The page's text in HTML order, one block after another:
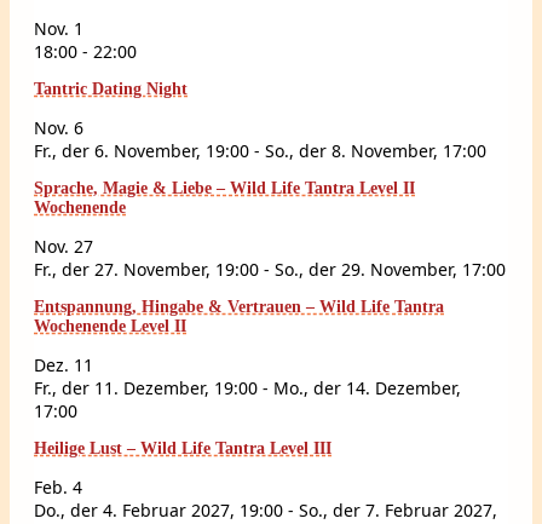
Nov. 1
18:00 - 22:00
Tantric Dating Night
Nov. 6
Fr., der 6. November, 19:00 - So., der 8. November, 17:00
Sprache, Magie & Liebe – Wild Life Tantra Level II
Wochenende
Nov. 27
Fr., der 27. November, 19:00 - So., der 29. November, 17:00
Entspannung, Hingabe & Vertrauen – Wild Life Tantra
Wochenende Level II
Dez. 11
Fr., der 11. Dezember, 19:00 - Mo., der 14. Dezember,
17:00
Heilige Lust – Wild Life Tantra Level III
Feb. 4
Do., der 4. Februar 2027, 19:00 - So., der 7. Februar 2027,